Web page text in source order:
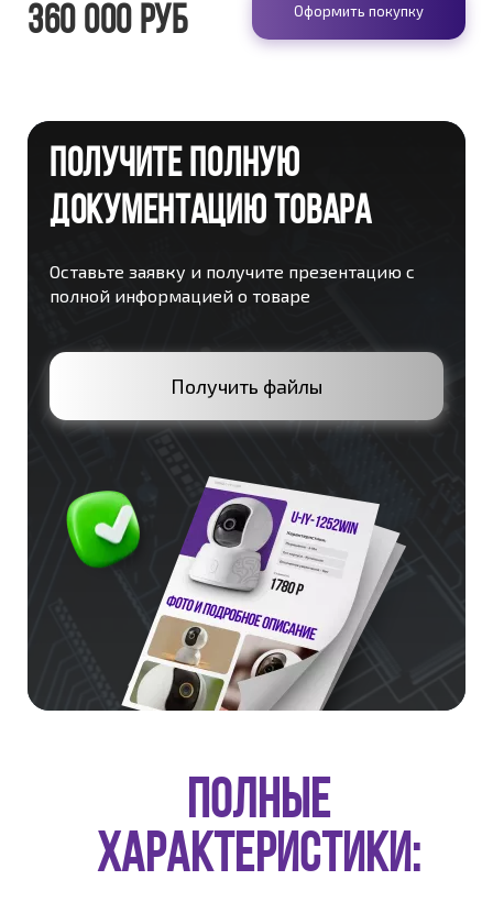
360 000 руб Оформить покупку
ПОЛУЧИТЕ ПОЛНУЮ
ДОКУМЕНТАЦИЮ ТОВАРА
Оставьте заявку и получите презентацию с
полной информацией о товаре
Получить файлы
ПОЛНЫЕ
ХАРАКТЕРИСТИКИ: